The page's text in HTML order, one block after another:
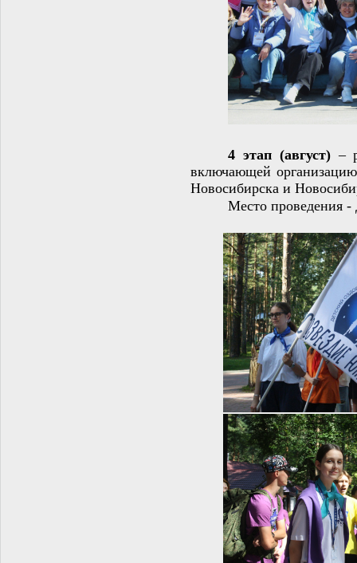
4 этап (август)–
включающей организацию
Новосибирска и
Место проведения -